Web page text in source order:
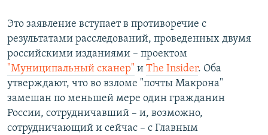
Это заявление вступает в противоречие с
результатами расследований, проведенных двумя
российскими изданиями – проектом
"Муниципальный сканер" и The Insider. Оба
утверждают, что во взломе "почты Макрона"
замешан по меньшей мере один гражданин
России, сотрудничавший – и, возможно,
сотрудничающий и сейчас – с Главным